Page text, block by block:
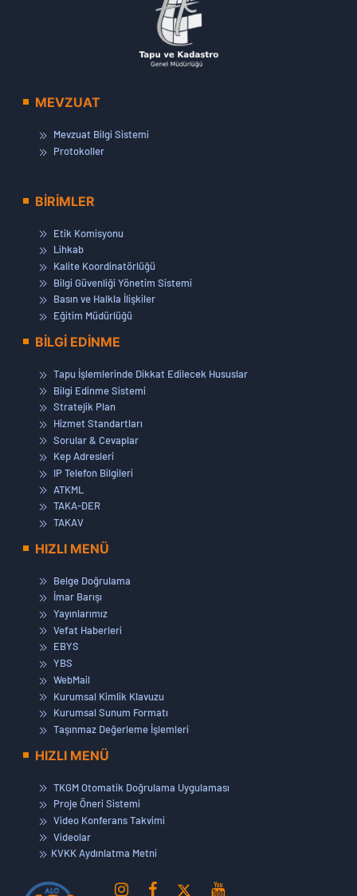
MEVZUAT
Mevzuat Bilgi Sistemi
Protokoller
BİRİMLER
Etik Komisyonu
Lihkab
Kalite Koordinatörlüğü
Bilgi Güvenliği Yönetim Sistemi
Basın ve Halkla İlişkiler
Eğitim Müdürlüğü
BİLGİ EDİNME
Tapu İşlemlerinde Dikkat Edilecek Hususlar
Bilgi Edinme Sistemi
Stratejik Plan
Hizmet Standartları
Sorular & Cevaplar
Kep Adresleri
IP Telefon Bilgileri
ATKML
TAKA-DER
TAKAV
HIZLI MENÜ
Belge Doğrulama
İmar Barışı
Yayınlarımız
Vefat Haberleri
EBYS
YBS
WebMail
Kurumsal Kimlik Klavuzu
Kurumsal Sunum Formatı
Taşınmaz Değerleme İşlemleri
HIZLI MENÜ
TKGM Otomatik Doğrulama Uygulaması
Proje Öneri Sistemi
Video Konferans Takvimi
Videolar
KVKK Aydınlatma Metni